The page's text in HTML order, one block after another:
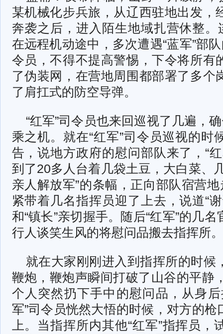
某机械化步兵旅，从辽西驻地出发，
奔袭之后，进入陌生地域扎营休整。
在远程机动途中，多次遭遇“蓝军”部
令员，不得不提高警惕，下令将所有
了伪装网，在营地周围都部署了多个
了肩扛式的防空导弹。
“红军”司令员也来回巡视了几遍，
乘之机。就在“红军”司令员巡视的时
告，说地方政府的慰问部队来了，“
到了20多人台着几袋土豆，大白菜、
亲人解放军”的条幅，正向部队宿营地
紧带着几名指挥员迎了上去，说道“
和“镇长”亲切握手。随后“红军”的几
行人谈笑生风的将慰问品搬去指挥所。
就在大家刚刚进入到指挥所的时候
鞭炮，鞭炮声瞬间打破了山谷的平静
个人突然扔下手中的慰问品，从身
军”司令员恍然大悟的时候，对方的
上。当指挥所内其他“红军”指挥员